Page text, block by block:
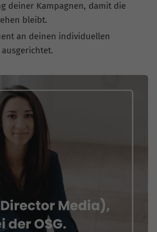
deiner Kampagnen, damit die
bleibt.
an deinen individuellen